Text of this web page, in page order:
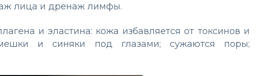
лица и дренаж лимфы.
и эластина: кожа избавляется от токсинов и
и синяки под глазами; сужаются поры;